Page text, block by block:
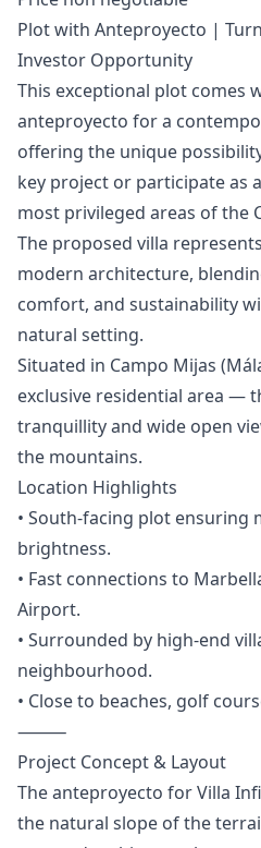
Plot with Anteproyecto |
Investor Opportunity
This exceptional plot comes
anteproyecto for a
offering the unique
key project or participate as
most privileged areas of the
The proposed villa
modern architecture,
comfort, and sustainability
natural setting.
Situated in Campo Mijas
exclusive residential area —
tranquillity and wide open
the mountains.
Location Highlights
• South-facing plot ensuring
brightness.
• Fast connections to
Airport.
• Surrounded by high-end
neighbourhood.
• Close to beaches, golf
⸻
Project Concept & Layout
The anteproyecto for Villa
the natural slope of the